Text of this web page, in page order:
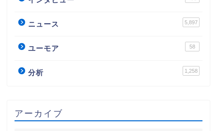
ニュース 5,897
ユーモア 58
分析 1,258
アーカイブ